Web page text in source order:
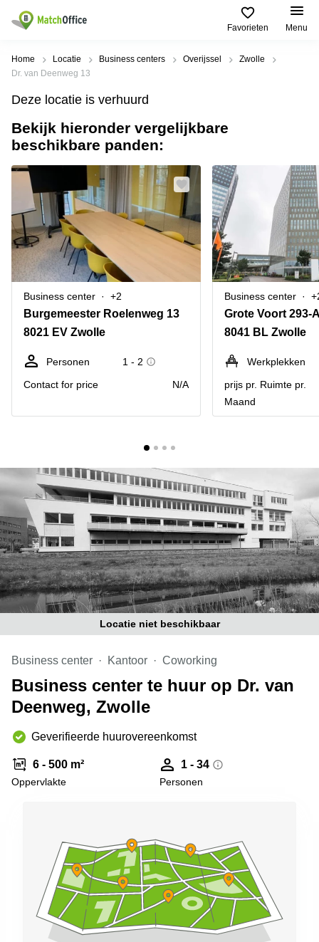
Favorieten Menu
Huren / Verhuren
Productpagina's
Kantoorruimten
Business
Flexplekken
Coworking
Spaces
Vergaderruimten
Virtueel
Kantoor
Bedrijfsruimte
Populaire
Steden
Alkmaar
Oost
Amsterdam
Westpoort
Bergen
op
Zoom
Amersfoort
Breda
Hengelo
Hilversum
Hoofddorp
Tilburg
Zwolle
Amsterdam
Westpoort
Populaire
zoekopdrachten
Kantoorruimte
in Breda
Kantoor
huren
Bergen
op
Zoom
Kantoor
huren
Tiel
Kantoor
huren
Reeuwijk
Business
Arnhem
Business
center
Hilversum
Business
center
Den
Haag
Coworking
space
Breda
Coworking
in Arnhem
Coworking
Hilversum
Coworking
space
Zwolle
Kantoor
Hengelo
Bedrijfsruimte
Huren in
Nijmegen
Help
Over ons
Voeg je kantoorruimte toe
Huurprijs
Log in
Home Locatie Business centers Overijssel
Zwolle
Dr. van Deenweg 13
Deze locatie is verhuurd
Bekijk hieronder vergelijkbare
beschikbare panden:
Business center +2
Burgemeester Roelenweg 13
8021 EV Zwolle
Personen
1 - 2
Contact for price
N/A
Business center
Grote Voort 293-
8041 BL Zwolle
Werkplekken
prijs pr. Ruimte pr.
Maand
Locatie niet beschikbaar
Business center Kantoor Coworking
Business center te huur op Dr. van
Deenweg, Zwolle
Geverifieerde huurovereenkomst
6 - 500 m²
Oppervlakte
1 - 34
Personen